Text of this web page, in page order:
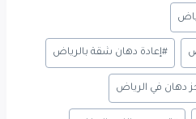
#إعادة دهان شقة بالرياض
دهان في الرياض